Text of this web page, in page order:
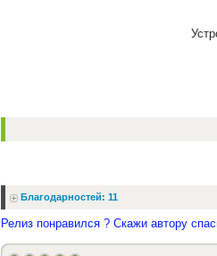
Благодарностей: 11
Релиз понравился ? Скажи автору